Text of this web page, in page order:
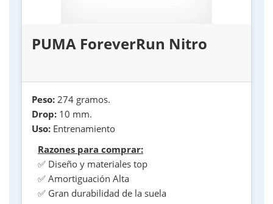
PUMA ForeverRun Nitro
Peso: 274 gramos.
Drop: 10 mm.
Uso: Entrenamiento
Razones para comprar:
✅ Diseño y materiales top
✅ Amortiguación Alta
✅ Gran durabilidad de la suela